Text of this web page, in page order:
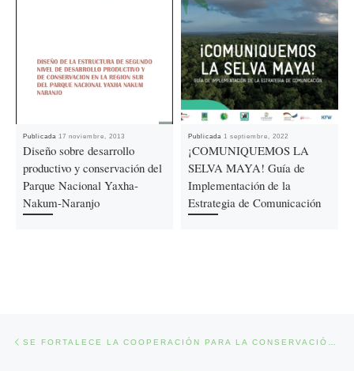
Publicada 17 noviembre, 2013
Diseño sobre desarrollo
productivo y conservación del
Parque Nacional Yaxha-
Nakum-Naranjo
Publicada 1 septiembre, 2022
¡COMUNIQUEMOS LA
SELVA MAYA! Guía de
Implementación de la
Estrategia de Comunicación